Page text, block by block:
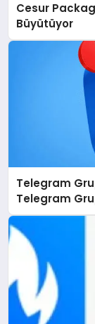
Cesur
Büyütüyor
Telegram
Telegram
Çözüm